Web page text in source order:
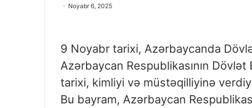
Noyabr 6, 2025
9 Noyabr tarixi, Azərbaycanda
Azərbaycan Respublikasının Dövlət
tarixi, kimliyi və müstəqilliyinə
Bu bayram, Azərbaycan